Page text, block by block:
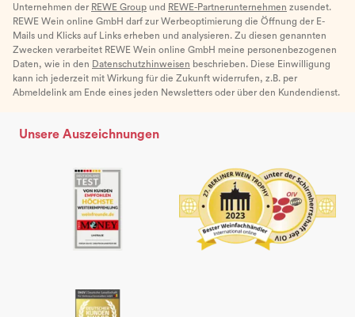
Unternehmen der REWE Group und REWE-Partnerunternehmen zusendet.
REWE Wein online GmbH darf zur Werbeoptimierung die Öffnung der E-
Mails und Klicks auf Links erheben und analysieren. Zu diesen genannten
Zwecken verarbeitet REWE Wein online GmbH meine personenbezogenen
Daten, wie in den Datenschutzhinweisen beschrieben. Diese Einwilligung
kann ich jederzeit mit Wirkung für die Zukunft widerrufen, z.B. per
Abmeldelink am Ende eines jeden Newsletters oder über den Kundendienst.
Unsere Auszeichnungen